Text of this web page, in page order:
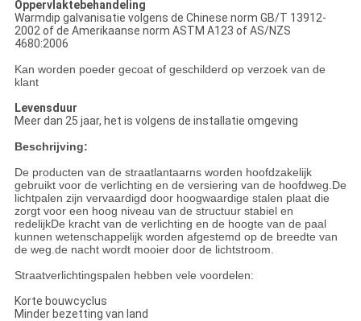
Oppervlaktebehandeling
Warmdip galvanisatie volgens de Chinese norm GB/T 13912-
2002 of de Amerikaanse norm ASTM A123 of AS/NZS
4680:2006
Kan worden poeder gecoat of geschilderd op verzoek van de
klant
Levensduur
Meer dan 25 jaar, het is volgens de installatie omgeving
Beschrijving:
De producten van de straatlantaarns worden hoofdzakelijk
gebruikt voor de verlichting en de versiering van de hoofdweg.De
lichtpalen zijn vervaardigd door hoogwaardige stalen plaat die
zorgt voor een hoog niveau van de structuur stabiel en
redelijkDe kracht van de verlichting en de hoogte van de paal
kunnen wetenschappelijk worden afgestemd op de breedte van
de weg.de nacht wordt mooier door de lichtstroom.
Straatverlichtingspalen hebben vele voordelen:
Korte bouwcyclus
Minder bezetting van land